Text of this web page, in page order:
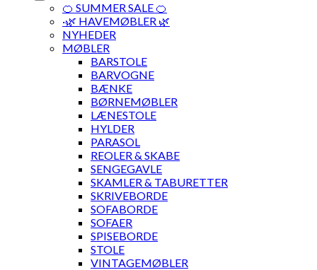
🍊 SUMMER SALE 🍊
·🌿 HAVEMØBLER 🌿
NYHEDER
MØBLER
BARSTOLE
BARVOGNE
BÆNKE
BØRNEMØBLER
LÆNESTOLE
HYLDER
PARASOL
REOLER & SKABE
SENGEGAVLE
SKAMLER & TABURETTER
SKRIVEBORDE
SOFABORDE
SOFAER
SPISEBORDE
STOLE
VINTAGEMØBLER